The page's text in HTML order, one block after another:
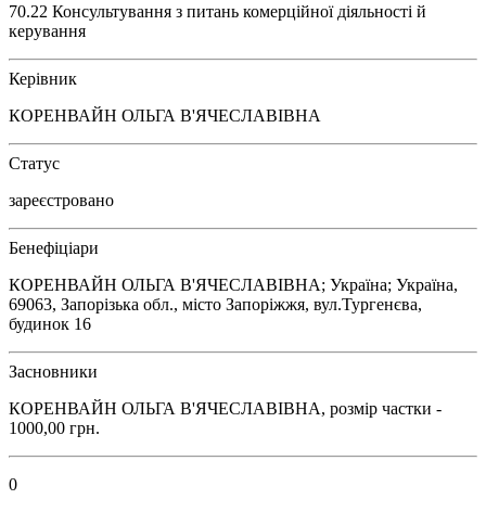
70.22 Консультування з питань комерційної діяльності й
керування
Керівник
КОРЕНВАЙН ОЛЬГА В'ЯЧЕСЛАВІВНА
Статус
зареєстровано
Бенефіціари
КОРЕНВАЙН ОЛЬГА В'ЯЧЕСЛАВІВНА; Україна; Україна,
69063, Запорізька обл., місто Запоріжжя, вул.Тургенєва,
будинок 16
Засновники
КОРЕНВАЙН ОЛЬГА В'ЯЧЕСЛАВІВНА, розмір частки -
1000,00 грн.
0